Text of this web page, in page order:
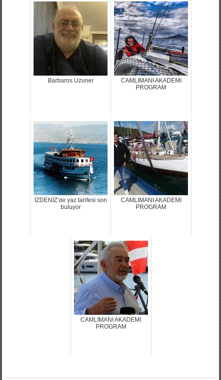
Barbaros Uzuner
CAMLIMANI AKADEMI
PROGRAM
İZDENİZ’de yaz tarifesi son
buluyor
CAMLIMANI AKADEMI
PROGRAM
CAMLIMANI AKADEMI
PROGRAM